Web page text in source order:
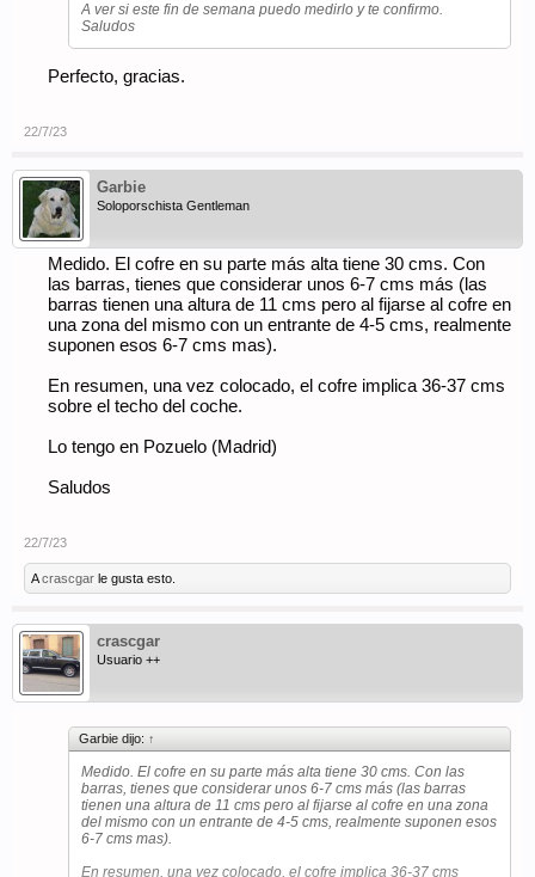
A ver si este fin de semana puedo medirlo y te confirmo.
Saludos
Perfecto, gracias.
22/7/23
Garbie
Soloporschista Gentleman
Medido. El cofre en su parte más alta tiene 30 cms. Con
las barras, tienes que considerar unos 6-7 cms más (las
barras tienen una altura de 11 cms pero al fijarse al cofre en
una zona del mismo con un entrante de 4-5 cms, realmente
suponen esos 6-7 cms mas).
En resumen, una vez colocado, el cofre implica 36-37 cms
sobre el techo del coche.
Lo tengo en Pozuelo (Madrid)
Saludos
22/7/23
Acrascgar le gusta esto.
crascgar
Usuario ++
Garbie dijo: ↑
Medido. El cofre en su parte más alta tiene 30 cms. Con las
barras, tienes que considerar unos 6-7 cms más (las barras
tienen una altura de 11 cms pero al fijarse al cofre en una zona
del mismo con un entrante de 4-5 cms, realmente suponen esos
6-7 cms mas).
En resumen, una vez colocado, el cofre implica 36-37 cms